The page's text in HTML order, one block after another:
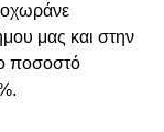
μας και στην
ποσοστό